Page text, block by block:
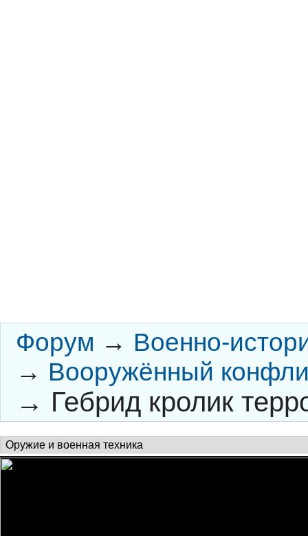
Форум → Военно-
→ Вооружённый
→ Гебрид кролик